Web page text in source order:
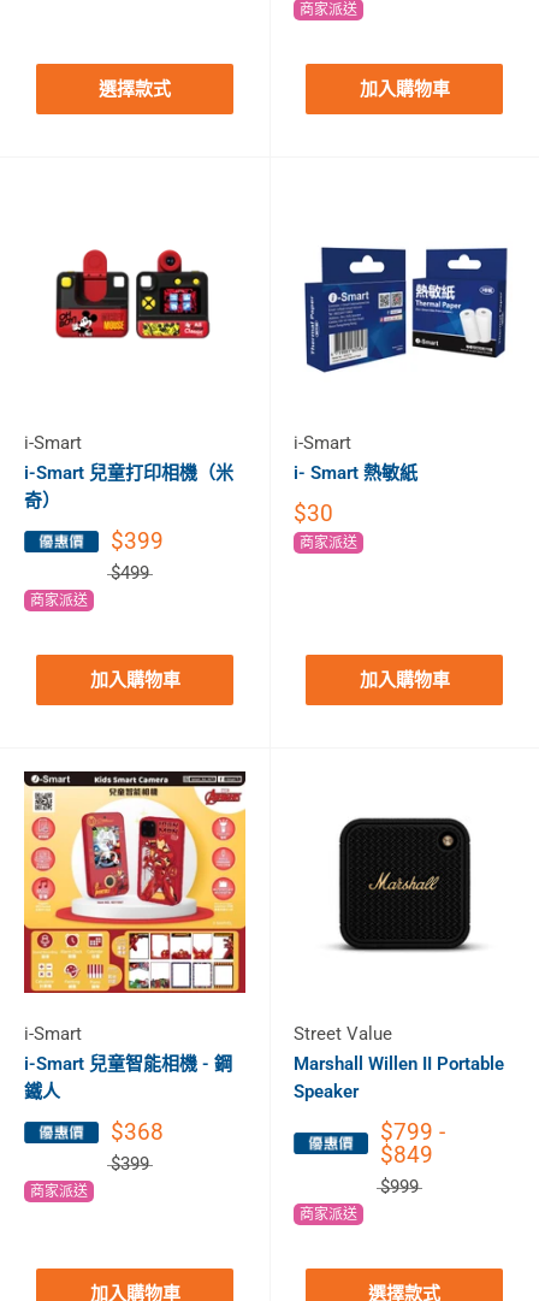
選擇款式
商家派送
加入購物車
i-Smart
i-Smart 兒童打印相機（米
奇）
$399
$499
商家派送
加入購物車
i-Smart
i- Smart 熱敏紙
$30
商家派送
加入購物車
i-Smart
i-Smart 兒童智能相機 - 鋼
鐵人
$368
$399
商家派送
加入購物車
Street Value
Marshall Willen II Portable
Speaker
$799 -
$849
$999
商家派送
選擇款式